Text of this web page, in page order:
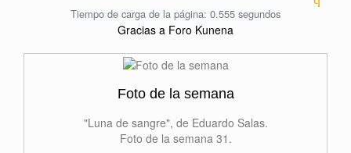
Tiempo de carga de la página: 0.555 segundos
Gracias a Foro Kunena
Foto de la semana
"Luna de sangre", de Eduardo Salas.
Foto de la semana 31.